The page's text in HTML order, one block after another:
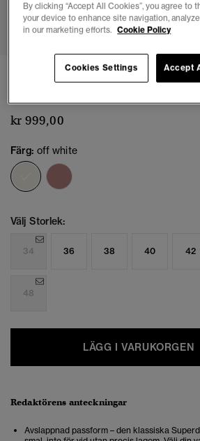
1 2 3 4 5
Arbetsjacka
kr 999,00
Färg: off white
vald
Välj Storlek:
34 36 38 40 42
48
LÄGG I VARUKORGEN
Redaktörens anteckningar
Avslappnad passform – den klassiska
By clicking “Accept All Cookies”, you agree to
your device to enhance site navigation,
in our marketing efforts. Cookie Policy
Accept
Cookies Settings